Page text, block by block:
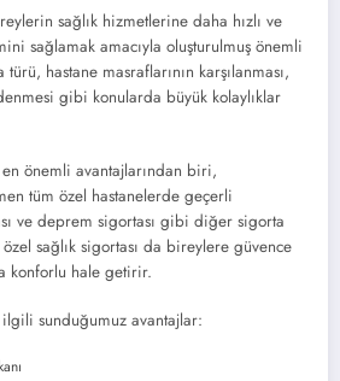
sağlık hizmetlerine daha hızlı ve
sağlamak amacıyla oluşturulmuş önemli
hastane masraflarının karşılanması,
gibi konularda büyük kolaylıklar
en önemli avantajlarından biri,
tüm özel hastanelerde geçerli
ve deprem sigortası gibi diğer sigorta
sağlık sigortası da bireylere güvence
konforlu hale getirir.
sunduğumuz avantajlar: